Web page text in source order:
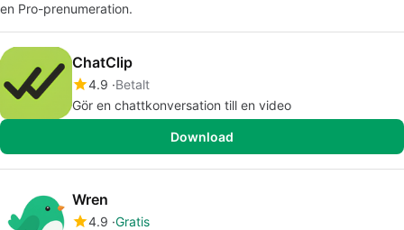
en Pro-prenumeration.
ChatClip
4.9 Betalt
Gör en chattkonversation till en video
Download
Wren
4.9 Gratis